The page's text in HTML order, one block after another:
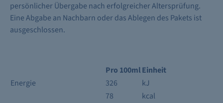
persönlicher Übergabe nach erfolgreicher Altersprüfung.
Eine Abgabe an Nachbarn oder das Ablegen des Pakets ist
ausgeschlossen.
Pro 100mlEinheit
Energie
326
kJ
78
kcal